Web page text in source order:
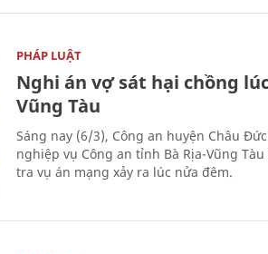
PHÁP LUẬT
Nghi án vợ sát hại chồng
Vũng Tàu
Sáng nay (6/3), Công an huyện Châu
nghiệp vụ Công an tỉnh Bà Rịa-Vũng
tra vụ án mạng xảy ra lúc nửa đêm.